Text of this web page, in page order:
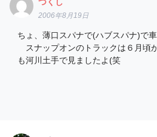
2006年8月19日
ちょ、薄口スパナで(ハブスパナ)で
スナップオンのトラックは６月頃
も河川土手で見ましたよ(笑